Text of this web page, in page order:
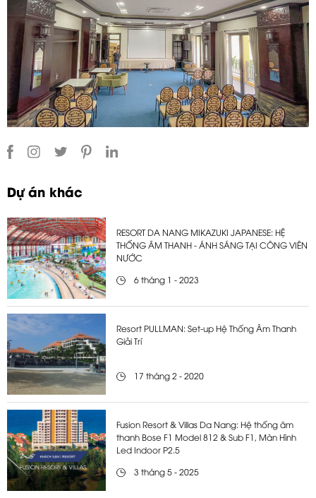
Dự án khác
RESORT DA NANG MIKAZUKI JAPANESE: HỆ
THỐNG ÂM THANH - ÁNH SÁNG TẠI CÔNG VIÊN
NƯỚC
6 tháng 1 - 2023
Resort PULLMAN: Set-up Hệ Thống Âm Thanh
Giải Trí
17 tháng 2 - 2020
Fusion Resort & Villas Da Nang: Hệ thống âm
thanh Bose F1 Model 812 & Sub F1, Màn Hình
Led Indoor P2.5
3 tháng 5 - 2025